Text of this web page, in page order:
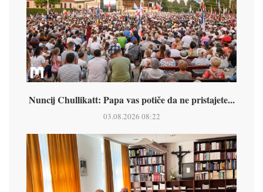
Nuncij Chullikatt: Papa vas potiče da ne pristajete...
03.08.2026 08:22